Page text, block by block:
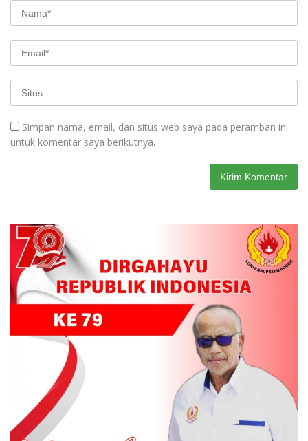
Simpan nama, email, dan situs web saya pada peramban ini
untuk komentar saya berikutnya.